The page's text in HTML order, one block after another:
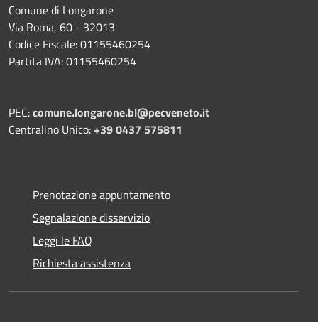
Comune di Longarone
Via Roma, 60 - 32013
Codice Fiscale: 01155460254
Partita IVA: 01155460254
PEC:comune.longarone.bl@pecveneto.it
Centralino Unico:+39 0437 575811
Prenotazione appuntamento
Segnalazione disservizio
Leggi le FAQ
Richiesta assistenza